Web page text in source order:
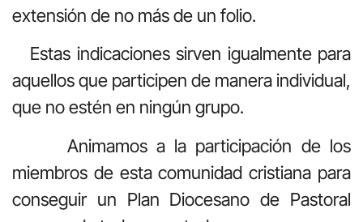
extensión de no más de un folio.
Estas indicaciones sirven igualmente para
aquellos que participen de manera individual,
que no estén en ningún grupo.
Animamos a la participación de los
miembros de esta comunidad cristiana para
conseguir un Plan Diocesano de Pastoral